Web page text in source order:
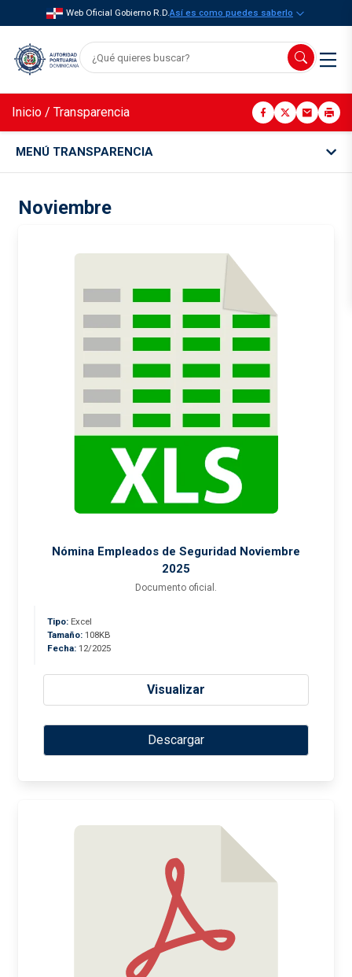
Web Oficial Gobierno R.D.Así es como puedes saberlo
Inicio / Transparencia
MENÚ TRANSPARENCIA
Noviembre
Nómina Empleados de Seguridad Noviembre
2025
Documento oficial.
Tipo: Excel
Tamaño: 108KB
Fecha: 12/2025
Visualizar
Descargar